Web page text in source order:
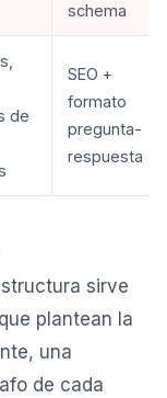
schema
de
SEO +
formato
pregunta-
respuesta
sirve
plantean la
una
de cada